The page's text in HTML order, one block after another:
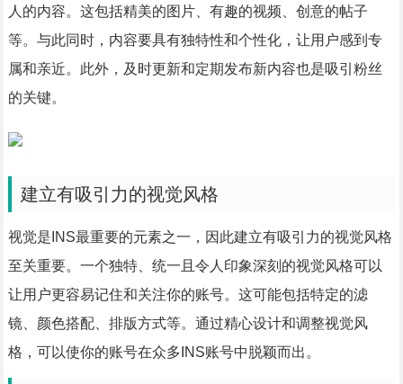
人的内容。这包括精美的图片、有趣的视频、创意的帖子
等。与此同时，内容要具有独特性和个性化，让用户感到专
属和亲近。此外，及时更新和定期发布新内容也是吸引粉丝
的关键。
建立有吸引力的视觉风格
视觉是INS最重要的元素之一，因此建立有吸引力的视觉风格
至关重要。一个独特、统一且令人印象深刻的视觉风格可以
让用户更容易记住和关注你的账号。这可能包括特定的滤
镜、颜色搭配、排版方式等。通过精心设计和调整视觉风
格，可以使你的账号在众多INS账号中脱颖而出。